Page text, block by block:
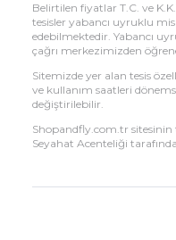
Belirtilen fiyatlar T.C. ve
tesisler yabancı uyruklu
edebilmektedir. Yabancı
çağrı merkezimizden
Sitemizde yer alan tesis
ve kullanım saatleri
değiştirilebilir.
Shopandfly.com.tr
Seyahat Acenteliği